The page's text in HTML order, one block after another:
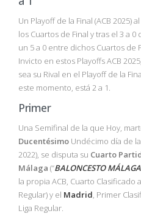
Un Playoff de la Final (ACB 2025)
los Cuartos de Final y tras el 3 a 0
un 5 a 0 entre dichos Cuartos de
Invicto en estos Playoffs ACB
sea su Rival en el Playoff de la
este momento, está 2 a 1.
Primer
Una Semifinal de la que Hoy,
Ducentésimo Undécimo día de
2022), se disputa su Cuarto
Málaga (“BALONCESTO
la propia ACB, Cuarto Clasificado
Regular) y el Madrid, Primer
Liga Regular.